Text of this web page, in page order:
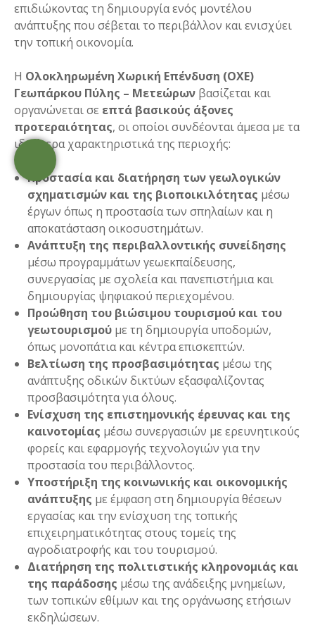
επιδιώκοντας τη δημιουργία ενός μοντέλου
ανάπτυξης που σέβεται το περιβάλλον και ενισχύει
την τοπική οικονομία.
Η Ολοκληρωμένη Χωρική Επένδυση (ΟΧΕ)
Γεωπάρκου Πύλης – Μετεώρων βασίζεται και
οργανώνεται σε επτά βασικούς άξονες
προτεραιότητας, οι οποίοι συνδέονται άμεσα με τα
ιδιαίτερα χαρακτηριστικά της περιοχής:
Προστασία και διατήρηση των γεωλογικών
σχηματισμών και της βιοποικιλότητας μέσω
έργων όπως η προστασία των σπηλαίων και η
αποκατάσταση οικοσυστημάτων.
Ανάπτυξη της περιβαλλοντικής συνείδησης
μέσω προγραμμάτων γεωεκπαίδευσης,
συνεργασίας με σχολεία και πανεπιστήμια και
δημιουργίας ψηφιακού περιεχομένου.
Προώθηση του βιώσιμου τουρισμού και του
γεωτουρισμού με τη δημιουργία υποδομών,
όπως μονοπάτια και κέντρα επισκεπτών.
Βελτίωση της προσβασιμότητας μέσω της
ανάπτυξης οδικών δικτύων εξασφαλίζοντας
προσβασιμότητα για όλους.
Ενίσχυση της επιστημονικής έρευνας και της
καινοτομίας μέσω συνεργασιών με ερευνητικούς
φορείς και εφαρμογής τεχνολογιών για την
προστασία του περιβάλλοντος.
Υποστήριξη της κοινωνικής και οικονομικής
ανάπτυξης με έμφαση στη δημιουργία θέσεων
εργασίας και την ενίσχυση της τοπικής
επιχειρηματικότητας στους τομείς της
αγροδιατροφής και του τουρισμού.
Διατήρηση της πολιτιστικής κληρονομιάς και
της παράδοσης μέσω της ανάδειξης μνημείων,
των τοπικών εθίμων και της οργάνωσης ετήσιων
εκδηλώσεων.